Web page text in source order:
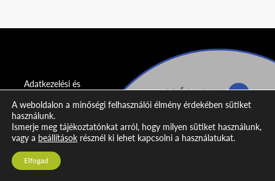
Adatkezelési és
nyilatkozat
Impresszum
Kapcsolat
A weboldalon a minőségi felhasználói élmény érdekében sütiket
használunk.
Ismerje meg tájékoztatónkat arról, hogy milyen sütiket használunk,
vagy a beállítások résznél ki lehet kapcsolni a használatukat.
Elfogad